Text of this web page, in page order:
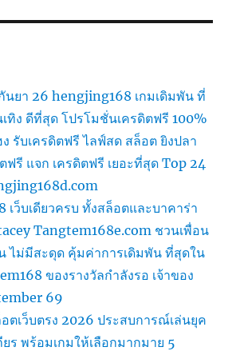
นยา 26 hengjing168 เกมเดิมพัน ที่
ทิง ดีที่สุด โปรโมชั่นเครดิตฟรี 100%
ง รับเครดิตฟรี ไลฟ์สด สล็อต ยิงปลา
ฟรี แจก เครดิตฟรี เยอะที่สุด Top 24
เว็บเดียวครบ ทั้งสล็อตและบาคาร่า
Tangtem168e.com ชวนเพื่อน
ไม่มีสะดุด คุ้มค่าการเดิมพัน ที่สุดใน
ของรางวัลกำลังรอ เจ้าของ
69
ตเว็บตรง 2026 ประสบการณ์เล่นยุค
ร พร้อมเกมให้เลือกมากมาย 5